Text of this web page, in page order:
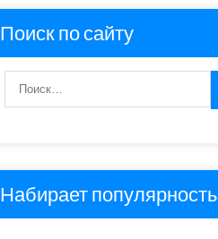
Поиск по сайту
Набирает популярность